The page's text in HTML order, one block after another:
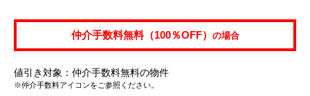
仲介手数料無料（100％OFF） の場合
値引き対象：仲介手数料無料の物件
※仲介手数料アイコンをご参照ください。